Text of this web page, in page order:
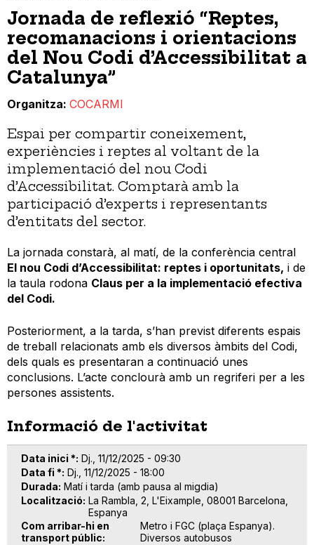
Jornada de reflexió “Reptes,
recomanacions i orientacions
del Nou Codi d’Accessibilitat a
Catalunya”
Organitza COCARMI
Espai per compartir coneixement,
experiències i reptes al voltant de la
implementació del nou Codi
d’Accessibilitat. Comptarà amb la
participació d’experts i representants
d’entitats del sector.
La jornada constarà, al matí, de la conferència central
El nou Codi d’Accessibilitat: reptes i oportunitats, i de
la taula rodona Claus per a la implementació efectiva
del Codi.
Posteriorment, a la tarda, s’han previst diferents espais
de treball relacionats amb els diversos àmbits del Codi,
dels quals es presentaran a continuació unes
conclusions. L’acte conclourà amb un regriferi per a les
persones assistents.
Informació de l'activitat
Data inici * Dj., 11/12/2025 - 09:30
Data fi * Dj., 11/12/2025 - 18:00
Durada Matí i tarda (amb pausa al migdia)
Localització La Rambla, 2, L'Eixample, 08001 Barcelona,
Espanya
Com arribar-hi en
transport públic
Metro i FGC (plaça Espanya).
Diversos autobusos